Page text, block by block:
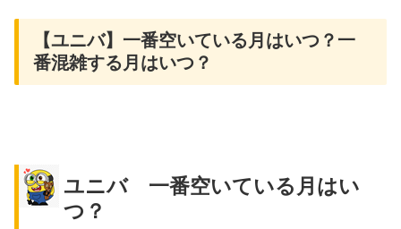
【ユニバ】一番空いている月はいつ？一
番混雑する月はいつ？
ユニバ 一番空いている月はい
つ？